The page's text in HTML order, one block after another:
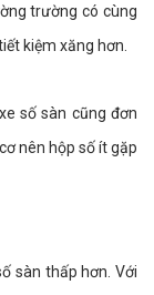
trường có cùng
kiệm xăng hơn.
số sàn cũng đơn
nên hộp số ít gặp
sàn thấp hơn. Với